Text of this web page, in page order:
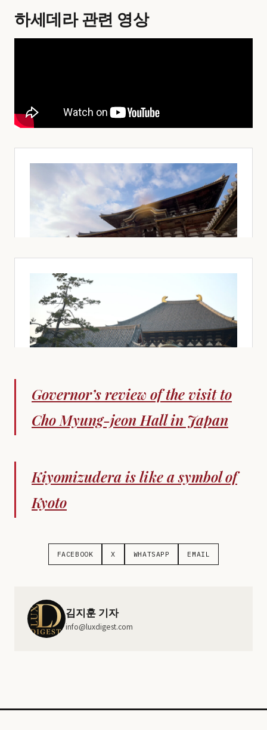
하세데라 관련 영상
Governor’s review of the visit to
Cho Myung-jeon Hall in Japan
Kiyomizudera is like a symbol of
Kyoto
FACEBOOK X WHATSAPP EMAIL
김지훈 기자
info@luxdigest.com